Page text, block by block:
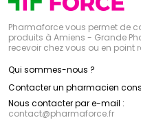
Pharmaforce vous permet de
produits à Amiens - Grande
recevoir chez vous ou en point
Qui sommes-nous ?
Contacter un pharmacien
Nous contacter par e-mail :
contact@pharmaforce.fr